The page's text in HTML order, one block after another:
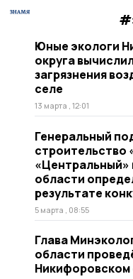
Юные экологи
округа
загрязнения
селе
13 марта , 12:01
Генеральный
строительство
«Центральный»
области
результате
5 марта , 08:55
Глава
области
Никифоровском